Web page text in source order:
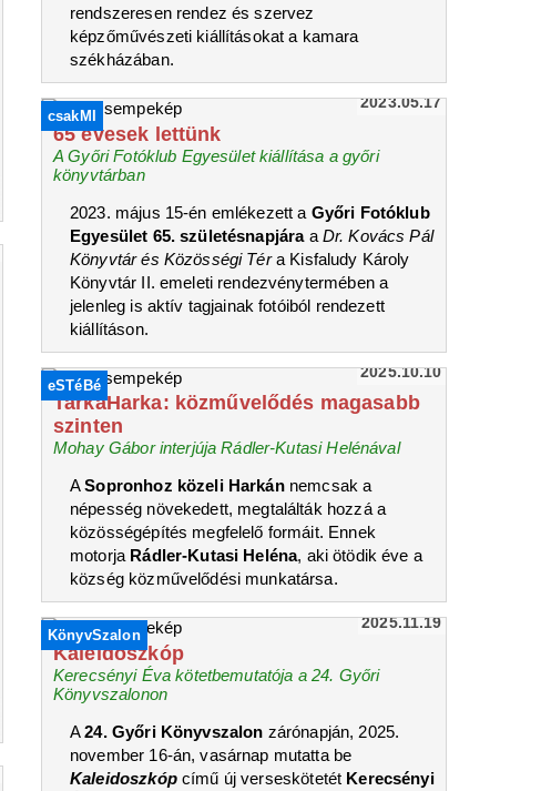
rendszeresen rendez és szervez
képzőművészeti kiállításokat a kamara
székházában.
csakMI
2023.05.17
65 évesek lettünk
A Győri Fotóklub Egyesület kiállítása a győri
könyvtárban
2023. május 15-én emlékezett a Győri Fotóklub
Egyesület 65. születésnapjára a Dr. Kovács Pál
Könyvtár és Közösségi Téra Kisfaludy Károly
Könyvtár II. emeleti rendezvénytermében a
jelenleg is aktív tagjainak fotóiból rendezett
kiállításon.
eSTéBé
2025.10.10
TarkaHarka: közművelődés magasabb
szinten
Mohay Gábor interjúja Rádler-Kutasi Helénával
ASopronhoz közeli Harkánnemcsak a
népesség növekedett, megtalálták hozzá a
közösségépítés megfelelő formáit. Ennek
motorja Rádler-Kutasi Heléna, aki ötödik éve a
község közművelődési munkatársa.
KönyvSzalon
2025.11.19
Kaleidoszkóp
Kerecsényi Éva kötetbemutatója a 24. Győri
Könyvszalonon
A24. Győri Könyvszalon zárónapján, 2025.
november 16-án, vasárnap mutatta be
Kaleidoszkóp című új verseskötetét Kerecsényi